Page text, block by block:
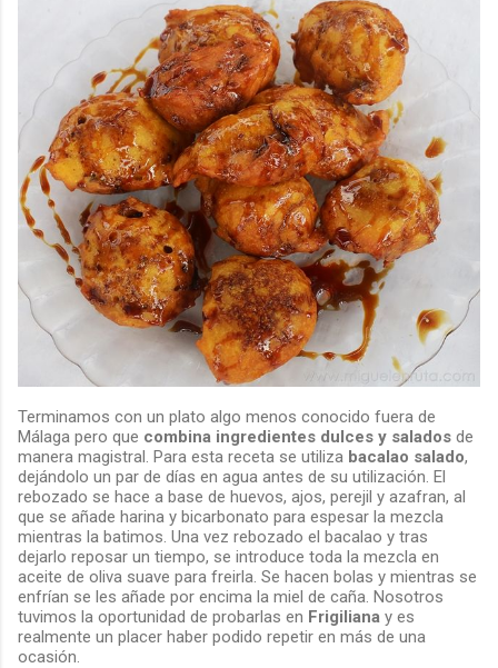
Terminamos con un plato algo menos conocido fuera de
Málaga pero que combina ingredientes dulces y salados de
manera magistral. Para esta receta se utiliza bacalao salado,
dejándolo un par de días en agua antes de su utilización. El
rebozado se hace a base de huevos, ajos, perejil y azafran, al
que se añade harina y bicarbonato para espesar la mezcla
mientras la batimos. Una vez rebozado el bacalao y tras
dejarlo reposar un tiempo, se introduce toda la mezcla en
aceite de oliva suave para freirla. Se hacen bolas y mientras se
enfrían se les añade por encima la miel de caña. Nosotros
tuvimos la oportunidad de probarlas en Frigiliana y es
realmente un placer haber podido repetir en más de una
ocasión.